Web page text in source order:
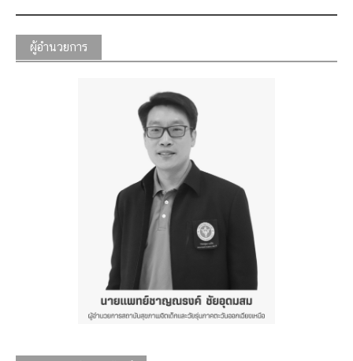
ผู้อำนวยการ